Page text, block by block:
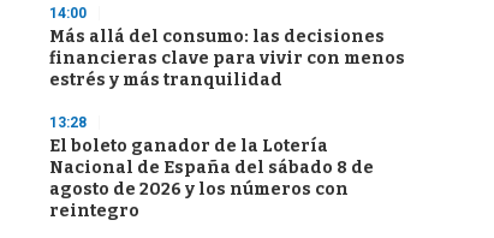
14:00
Más allá del consumo: las decisiones
financieras clave para vivir con menos
estrés y más tranquilidad
13:28
El boleto ganador de la Lotería
Nacional de España del sábado 8 de
agosto de 2026 y los números con
reintegro